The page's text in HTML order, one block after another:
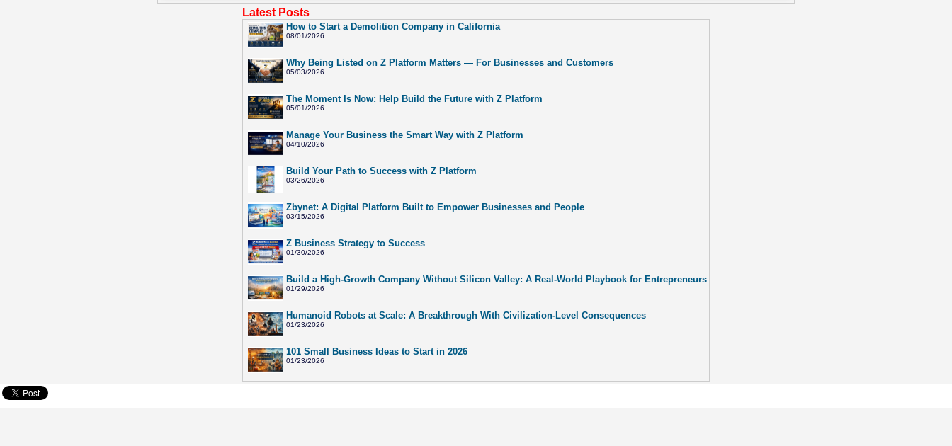
Latest Posts
How to Start a Demolition Company in California
08/01/2026
Why Being Listed on Z Platform Matters — For Businesses and Customers
05/03/2026
The Moment Is Now: Help Build the Future with Z Platform
05/01/2026
Manage Your Business the Smart Way with Z Platform
04/10/2026
Build Your Path to Success with Z Platform
03/26/2026
Zbynet: A Digital Platform Built to Empower Businesses and People
03/15/2026
Z Business Strategy to Success
01/30/2026
Build a High-Growth Company Without Silicon Valley: A Real-World Playbook for Entrepreneurs
01/29/2026
Humanoid Robots at Scale: A Breakthrough With Civilization-Level Consequences
01/23/2026
101 Small Business Ideas to Start in 2026
01/23/2026